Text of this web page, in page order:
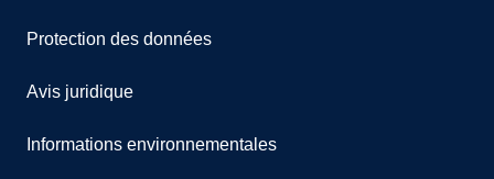
Protection des données
Avis juridique
Informations environnementales